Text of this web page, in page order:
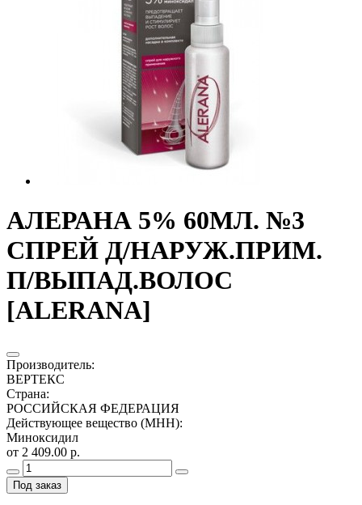
АЛЕРАНА 5% 60МЛ. №3
СПРЕЙ Д/НАРУЖ.ПРИМ.
П/ВЫПАД.ВОЛОС
[ALERANA]
Производитель:
ВЕРТЕКС
Страна:
РОССИЙСКАЯ ФЕДЕРАЦИЯ
Действующее вещество (МНН):
Миноксидил
от 2 409.00 р.
Под заказ